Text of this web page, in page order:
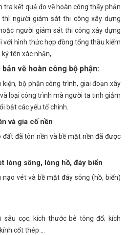
tra kết quả đo vẽ hoàn công thấy phản
người giám sát thi công xây dựng
người giám sát thi công xây dựng
với hình thức hợp đồng tổng thầu kiểm
tên xác nhận,
vẽ hoàn công bộ phận:
kiện, bộ phận công trình, giai đoạn xây
loại công trình mà người ta tinh giảm
bật các yếu tố chính.
và gia cố nền
đất đã tôn nền và bề mặt nền đã được
lòng sông, lòng hồ, đáy biển
nạo vét và bề mặt đáy sông (hồ, biển)
sâu cọc; kích thước bê tông đổ; kích
cốt thép …